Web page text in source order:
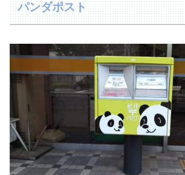
パンダポスト